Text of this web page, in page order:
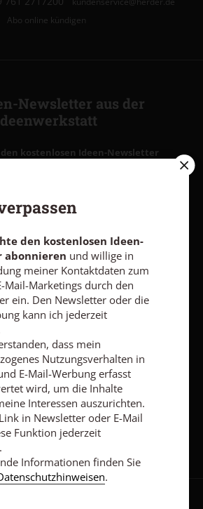
Abo online kündigen
Newsletter aus der
kostenlosen Ideen-Newsletter
in die Verwendung meiner Kontaktdaten
abbestellen.
dass mein personenbezogenes
wird, um die Inhalte besser auf meine
Über einen Link in Newsletter oder E-
Funktion jederzeit ausschalten.
Informationen finden Sie in unseren
.
Jetzt anmelden
den kostenlosen Ideen-
abonnieren und willige in
meiner Kontaktdaten zum
Mail-Marketings durch den
ein. Den Newsletter oder die
kann ich jederzeit
dass mein
Nutzungsverhalten in
E-Mail-Werbung erfasst
wird, um die Inhalte
Interessen auszurichten.
in Newsletter oder E-Mail
Funktion jederzeit
Informationen finden Sie
.